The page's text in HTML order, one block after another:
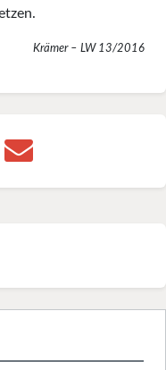
Krämer – LW 13/2016